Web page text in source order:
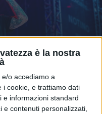
è la nostra
o accediamo a
i cookie, e trattiamo dati
e informazioni standard
contenuti personalizzati,
Fedez hanno